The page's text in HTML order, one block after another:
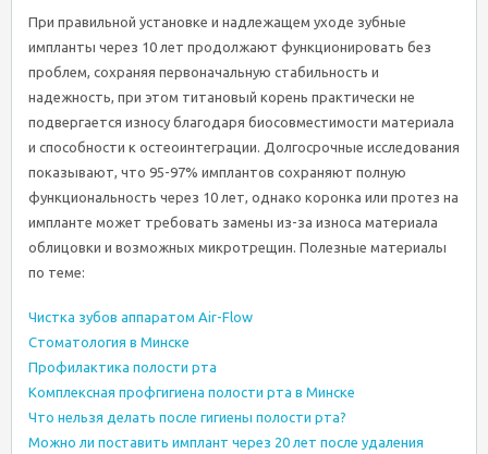
При правильной установке и надлежащем уходе зубные
импланты через 10 лет продолжают функционировать без
проблем, сохраняя первоначальную стабильность и
надежность, при этом титановый корень практически не
подвергается износу благодаря биосовместимости материала
и способности к остеоинтеграции. Долгосрочные исследования
показывают, что 95-97% имплантов сохраняют полную
функциональность через 10 лет, однако коронка или протез на
импланте может требовать замены из-за износа материала
облицовки и возможных микротрещин. Полезные материалы
по теме:
Чистка зубов аппаратом Air-Flow
Стоматология в Минске
Профилактика полости рта
Комплексная профгигиена полости рта в Минске
Что нельзя делать после гигиены полости рта?
Можно ли поставить имплант через 20 лет после удаления